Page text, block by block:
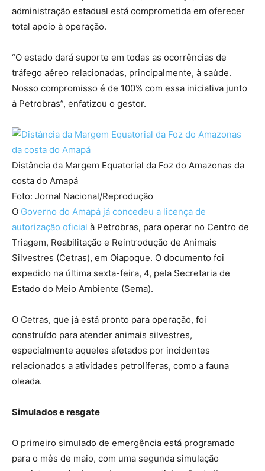
administração estadual está comprometida em oferecer
total apoio à operação.
“O estado dará suporte em todas as ocorrências de
tráfego aéreo relacionadas, principalmente, à saúde.
Nosso compromisso é de 100% com essa iniciativa junto
à Petrobras”, enfatizou o gestor.
Distância da Margem Equatorial da Foz do Amazonas da
costa do Amapá
Foto: Jornal Nacional/Reprodução
O Governo do Amapá já concedeu a licença de
autorização oficial à Petrobras, para operar no Centro de
Triagem, Reabilitação e Reintrodução de Animais
Silvestres (Cetras), em Oiapoque. O documento foi
expedido na última sexta-feira, 4, pela Secretaria de
Estado do Meio Ambiente (Sema).
O Cetras, que já está pronto para operação, foi
construído para atender animais silvestres,
especialmente aqueles afetados por incidentes
relacionados a atividades petrolíferas, como a fauna
oleada.
Simulados e resgate
O primeiro simulado de emergência está programado
para o mês de maio, com uma segunda simulação